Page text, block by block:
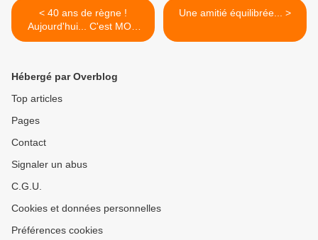
< 40 ans de règne !
Aujourd'hui... C'est MON
Anniversaire ! Quelle grâce
Une amitié équilibrée... >
Hébergé par Overblog
Top articles
Pages
Contact
Signaler un abus
C.G.U.
Cookies et données personnelles
Préférences cookies